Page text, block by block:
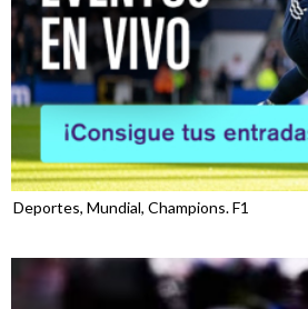
Deportes, Mundial, Champions. F1